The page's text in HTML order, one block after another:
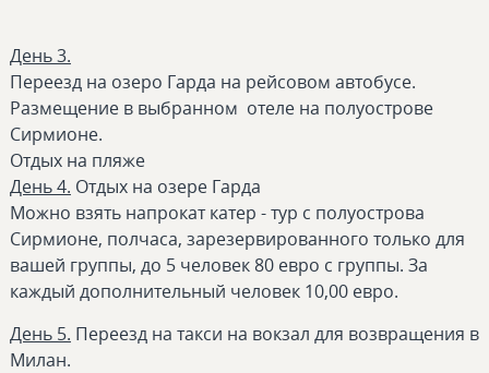
День 3.
Переезд на озеро Гарда на рейсовом автобусе.
Размещение в выбранном отеле на полуострове
Сирмионе.
Отдых на пляже
День 4. Отдых на озере Гарда
Можно взять напрокат катер - тур с полуострова
Сирмионе, полчаса, зарезервированного только для
вашей группы, до 5 человек 80 евро с группы. За
каждый дополнительный человек 10,00 евро.
День 5. Переезд на такси на вокзал для возвращения в
Милан.